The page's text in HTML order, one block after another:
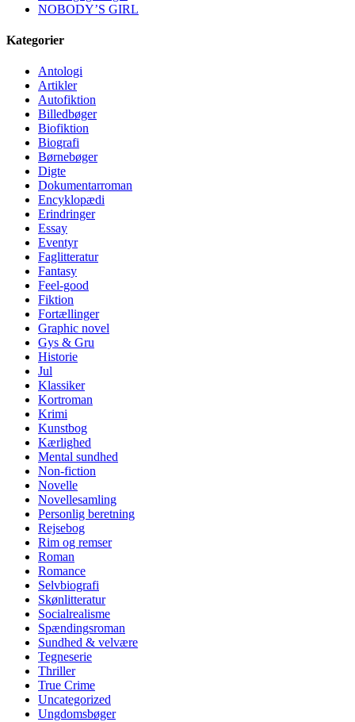
NOBODY’S GIRL
Kategorier
Antologi
Artikler
Autofiktion
Billedbøger
Biofiktion
Biografi
Børnebøger
Digte
Dokumentarroman
Encyklopædi
Erindringer
Essay
Eventyr
Faglitteratur
Fantasy
Feel-good
Fiktion
Fortællinger
Graphic novel
Gys & Gru
Historie
Jul
Klassiker
Kortroman
Krimi
Kunstbog
Kærlighed
Mental sundhed
Non-fiction
Novelle
Novellesamling
Personlig beretning
Rejsebog
Rim og remser
Roman
Romance
Selvbiografi
Skønlitteratur
Socialrealisme
Spændingsroman
Sundhed & velvære
Tegneserie
Thriller
True Crime
Uncategorized
Ungdomsbøger